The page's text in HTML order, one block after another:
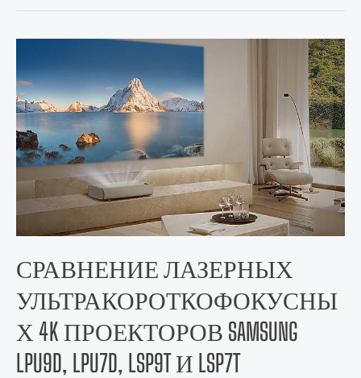
СРАВНЕНИЕ ЛАЗЕРНЫХ
УЛЬТРАКОРОТКОФОКУСНЫ
Х 4K ПРОЕКТОРОВ SAMSUNG
LPU9D, LPU7D, LSP9T И LSP7T